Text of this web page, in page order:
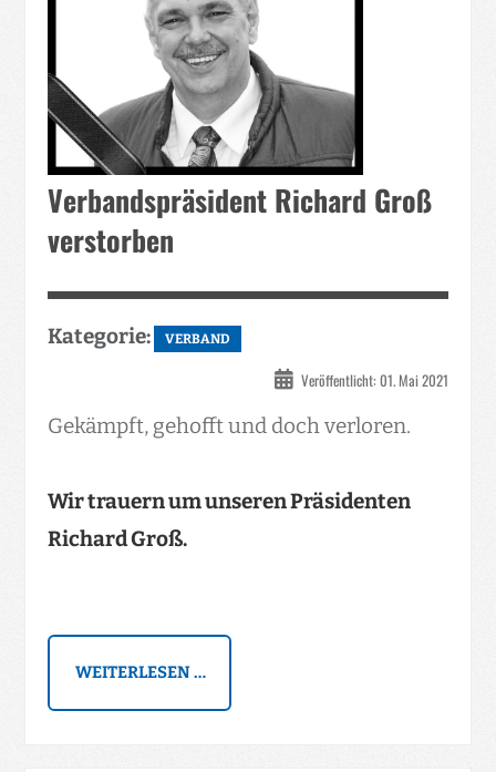
Verbandspräsident Richard Groß
verstorben
Kategorie: VERBAND
Veröffentlicht: 01. Mai 2021
Gekämpft, gehofft und doch verloren.
Wir trauern um unseren Präsidenten
Richard Groß.
WEITERLESEN …